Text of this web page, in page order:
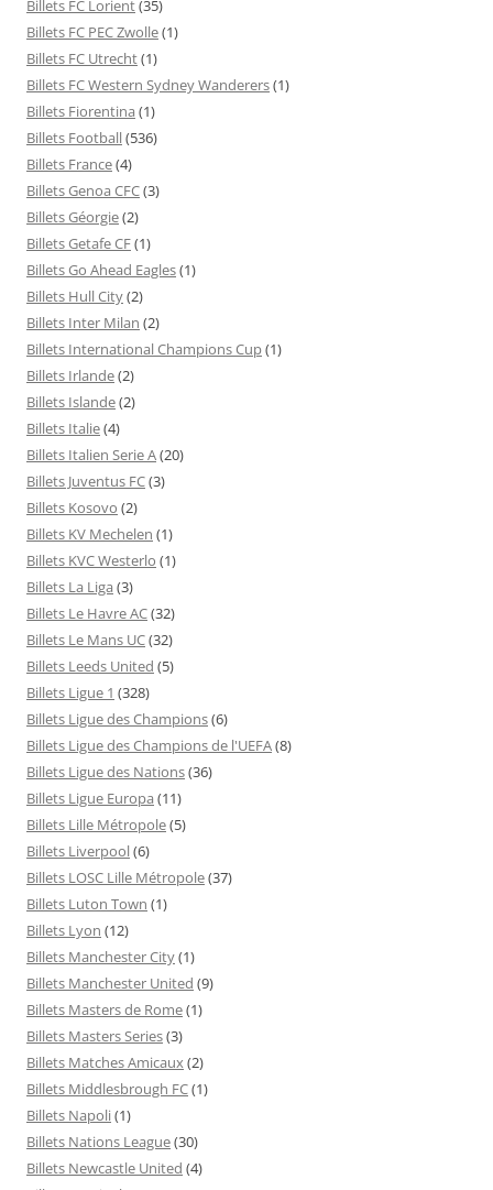
Billets FC Lorient(35)
Billets FC PEC Zwolle(1)
Billets FC Utrecht(1)
Billets FC Western Sydney Wanderers(1)
Billets Fiorentina (1)
Billets Football(536)
Billets France(4)
Billets Genoa CFC(3)
Billets Géorgie(2)
Billets Getafe CF(1)
Billets Go Ahead Eagles(1)
Billets Hull City(2)
Billets Inter Milan (2)
Billets International Champions Cup(1)
Billets Irlande(2)
Billets Islande(2)
Billets Italie(4)
Billets Italien Serie A(20)
Billets Juventus FC(3)
Billets Kosovo (2)
Billets KV Mechelen (1)
Billets KVC Westerlo (1)
Billets La Liga (3)
Billets Le Havre AC(32)
Billets Le Mans UC(32)
Billets Leeds United (5)
Billets Ligue 1 (328)
Billets Ligue des Champions(6)
Billets Ligue des Champions de l'UEFA(8)
Billets Ligue des Nations(36)
Billets Ligue Europa (11)
Billets Lille Métropole(5)
Billets Liverpool(6)
Billets LOSC Lille Métropole(37)
Billets Luton Town (1)
Billets Lyon (12)
Billets Manchester City(1)
Billets Manchester United (9)
Billets Masters de Rome(1)
Billets Masters Series(3)
Billets Matches Amicaux(2)
Billets Middlesbrough FC(1)
Billets Napoli(1)
Billets Nations League(30)
Billets Newcastle United (4)